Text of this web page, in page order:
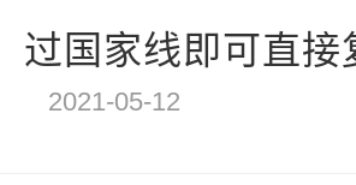
过国家线即可直
2021-05-12